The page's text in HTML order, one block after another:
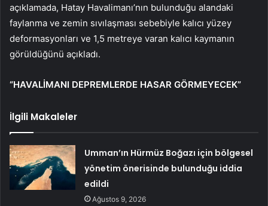
açıklamada, Hatay Havalimanı’nın bulunduğu alandaki
faylanma ve zemin sıvılaşması sebebiyle kalıcı yüzey
deformasyonları ve 1,5 metreye varan kalıcı kaymanın
görüldüğünü açıkladı.
“HAVALİMANI DEPREMLERDE HASAR GÖRMEYECEK”
İlgili Makaleler
Umman’ın Hürmüz Boğazı için bölgesel
yönetim önerisinde bulunduğu iddia
edildi
Ağustos 9, 2026